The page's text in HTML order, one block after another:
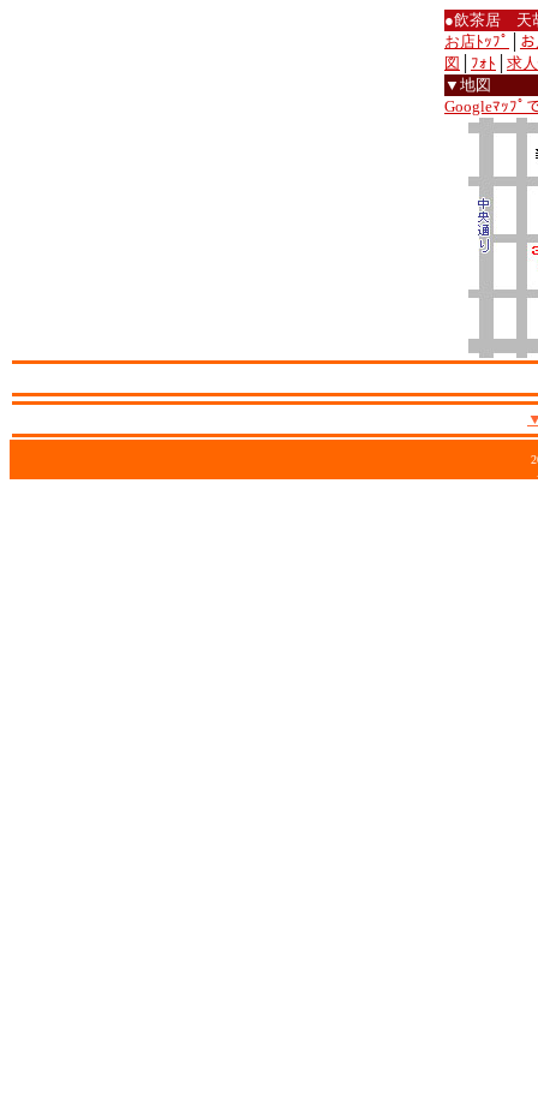
●飲茶居 天
お店ﾄｯﾌﾟ
図
ﾌｫﾄ
求
▼地図
Googleﾏｯﾌﾟ